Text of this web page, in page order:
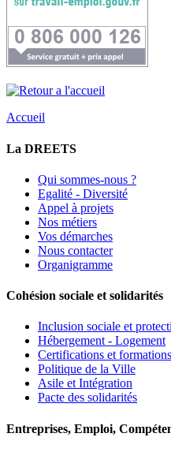
Accueil
La DREETS
Qui sommes-nous ?
Egalité - Diversité
Appel à projets
Nos métiers
Vos démarches
Nous contacter
Organigramme
Cohésion sociale et solidarités
Inclusion sociale et
Hébergement - Logement
Certifications et
Politique de la Ville
Asile et Intégration
Pacte des solidarités
Entreprises, Emploi,